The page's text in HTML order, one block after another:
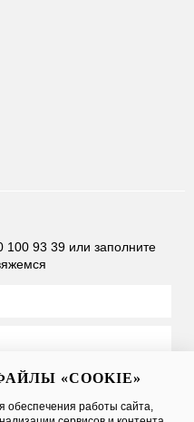
100 93 39 или заполните
«COOKIE»
работы сайта,